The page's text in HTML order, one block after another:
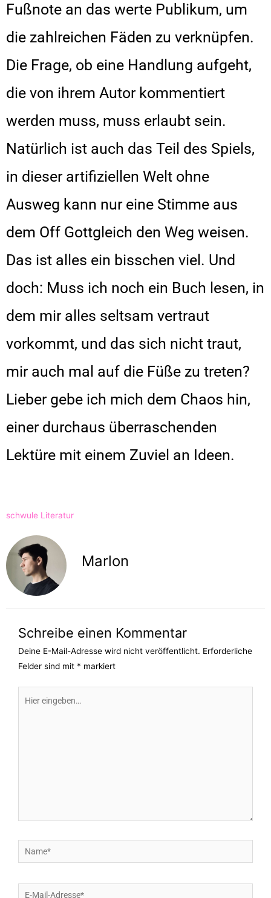
Fußnote an das werte Publikum, um
die zahlreichen Fäden zu verknüpfen.
Die Frage, ob eine Handlung aufgeht,
die von ihrem Autor kommentiert
werden muss, muss erlaubt sein.
Natürlich ist auch das Teil des Spiels,
in dieser artifiziellen Welt ohne
Ausweg kann nur eine Stimme aus
dem Off Gottgleich den Weg weisen.
Das ist alles ein bisschen viel. Und
doch: Muss ich noch ein Buch lesen, in
dem mir alles seltsam vertraut
vorkommt, und das sich nicht traut,
mir auch mal auf die Füße zu treten?
Lieber gebe ich mich dem Chaos hin,
einer durchaus überraschenden
Lektüre mit einem Zuviel an Ideen.
schwule Literatur
Marlon
Schreibe einen Kommentar
Deine E-Mail-Adresse wird nicht veröffentlicht. Erforderliche
Felder sind mit * markiert
eingeben…
Name*
E-